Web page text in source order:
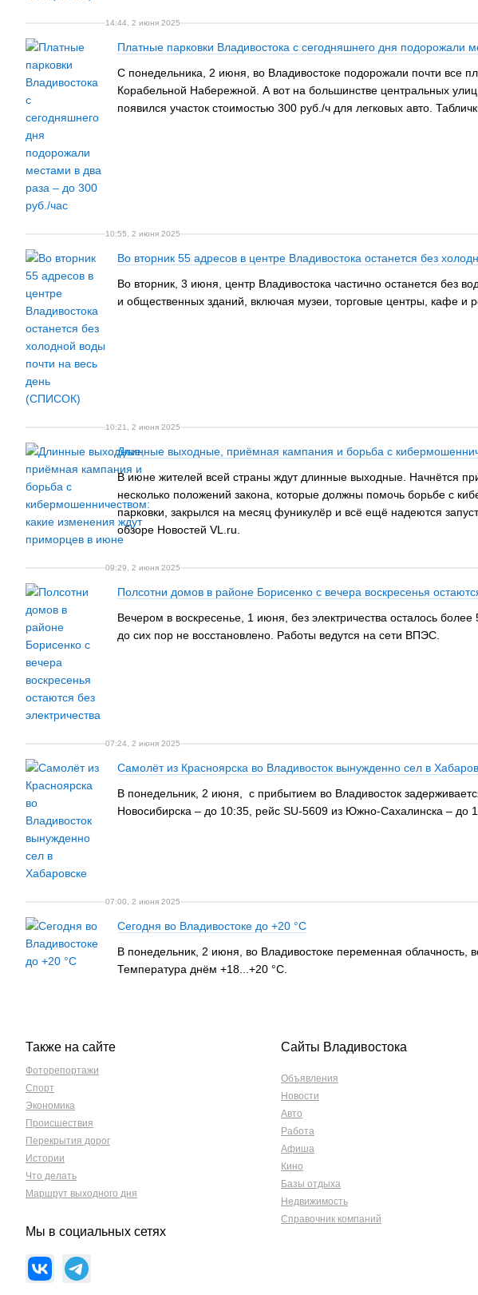
14:44, 2 июня 2025
Платные парковки Владивостока с сегодняшнего дня подорожали
С понедельника, 2 июня, во Владивостоке подорожали почти все
Корабельной Набережной. А вот на большинстве центральных
появился участок стоимостью 300 руб./ч для легковых авто.
10:55, 2 июня 2025
Во вторник 55 адресов в центре Владивостока останется без
Во вторник, 3 июня, центр Владивостока частично останется
и общественных зданий, включая музеи, торговые центры, кафе и
10:21, 2 июня 2025
Длинные выходные, приёмная кампания и борьба с
В июне жителей всей страны ждут длинные выходные. Начнётся
несколько положений закона, которые должны помочь борьбе с
парковки, закрылся на месяц фуникулёр и всё ещё надеются
обзоре Новостей VL.ru.
09:29, 2 июня 2025
Полсотни домов в районе Борисенко с вечера воскресенья
Вечером в воскресенье, 1 июня, без электричества осталось
до сих пор не восстановлено. Работы ведутся на сети ВПЭС.
07:24, 2 июня 2025
Самолёт из Красноярска во Владивосток вынужденно сел в
В понедельник, 2 июня, с прибытием во Владивосток
Новосибирска – до 10:35, рейс SU-5609 из Южно-Сахалинска – до
07:00, 2 июня 2025
Сегодня во Владивостоке до +20 °С
В понедельник, 2 июня, во Владивостоке переменная
Температура днём +18...+20 °C.
Также на сайте
Фоторепортажи
Спорт
Экономика
Происшествия
Перекрытия дорог
Истории
Что делать
Маршрут выходного дня
Мы в социальных сетях
Сайты Владивостока
Объявления
Новости
Авто
Работа
Афиша
Кино
Базы отдыха
Недвижимость
Справочник компаний